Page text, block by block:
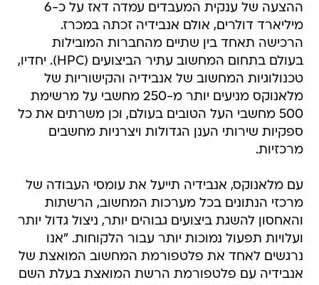
ההצעה של ענקית המעבדים עמדה דאז על כ-6
מיליארד דולרים, אולם אנבידיה זכתה במכרז.
הרכישה תאחד בין שתיים מהחברות המובילות
בעולם בתחום המחשוב עתיר הביצועים (HPC). יחדיו,
טכנולוגיות המחשוב של אנבידיה והקישוריות של
מלאנוקס מניעים יותר מ-250 מחשבי על מרשימת
500 מחשבי העל הטובים בעולם, וכן משרתים את כל
ספקיות שירותי הענן הגדולות ויצרניות מחשבים
מרכזיות.
עם מלאנוקס, אנבידיה תייעל את עומסי העבודה של
מרכזי הנתונים בכל מערכות המחשוב, הרשתות
והאחסון להשגת ביצועים גבוהים יותר, ניצול גדול יותר
ועלויות תפעול נמוכות יותר עבור הלקוחות. "אנו
נרגשים לאחד את פלטפורמת המחשוב המואצת של
אנבידיה עם פלטפורמת הרשת המואצת בעלת השם